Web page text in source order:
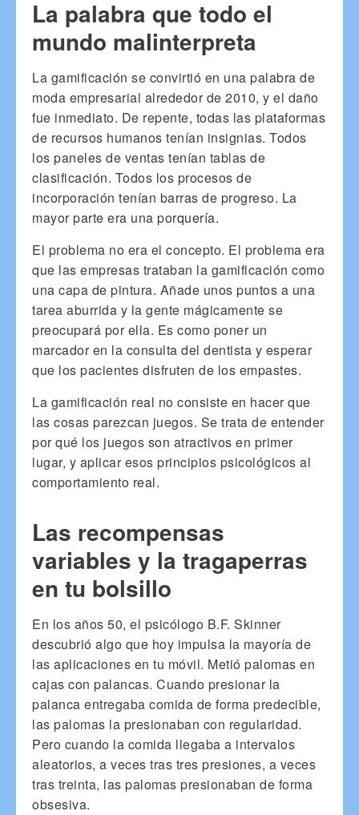
La palabra que todo el
mundo malinterpreta
La gamificación se convirtió en una palabra de
moda empresarial alrededor de 2010, y el daño
fue inmediato. De repente, todas las plataformas
de recursos humanos tenían insignias. Todos
los paneles de ventas tenían tablas de
clasificación. Todos los procesos de
incorporación tenían barras de progreso. La
mayor parte era una porquería.
El problema no era el concepto. El problema era
que las empresas trataban la gamificación como
una capa de pintura. Añade unos puntos a una
tarea aburrida y la gente mágicamente se
preocupará por ella. Es como poner un
marcador en la consulta del dentista y esperar
que los pacientes disfruten de los empastes.
La gamificación real no consiste en hacer que
las cosas parezcan juegos. Se trata de entender
por qué los juegos son atractivos en primer
lugar, y aplicar esos principios psicológicos al
comportamiento real.
Las recompensas
variables y la tragaperras
en tu bolsillo
En los años 50, el psicólogo B.F. Skinner
descubrió algo que hoy impulsa la mayoría de
las aplicaciones en tu móvil. Metió palomas en
cajas con palancas. Cuando presionar la
palanca entregaba comida de forma predecible,
las palomas la presionaban con regularidad.
Pero cuando la comida llegaba a intervalos
aleatorios, a veces tras tres presiones, a veces
tras treinta, las palomas presionaban de forma
obsesiva.